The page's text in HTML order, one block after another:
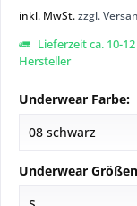
inkl. MwSt.zzgl.
Lieferzeit ca. 10-
Hersteller
Underwear Farbe:
Underwear